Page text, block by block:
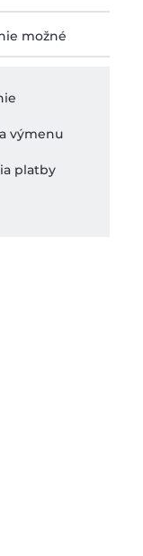
možné
výmenu
platby